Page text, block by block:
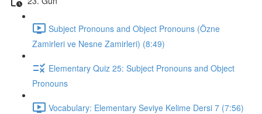
Subject Pronouns and Object Pronouns (Özne
Zamirleri ve Nesne Zamirleri) (8:49)
Elementary Quiz 25: Subject Pronouns and Object
Pronouns
Vocabulary: Elementary Seviye Kelime Dersi 7 (7:56)